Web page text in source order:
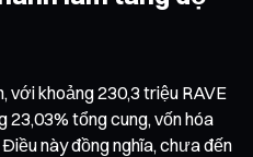
với khoảng 230,3 triệu RAVE
tổng cung, vốn hóa
này đồng nghĩa, chưa đến